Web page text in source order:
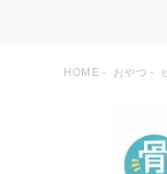
HOME おやつ